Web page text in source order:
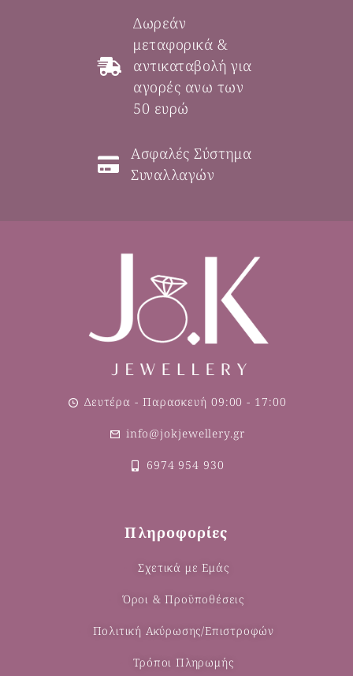
Δωρεάν
μεταφορικά &
αντικαταβολή για
αγορές ανω των
50 ευρώ
Ασφαλές Σύστημα
Συναλλαγών
Δευτέρα - Παρασκευή 09:00 - 17:00
info@jokjewellery.gr
6974 954 930
Πληροφορίες
Σχετικά με Εμάς
Όροι & Προϋποθέσεις
Πολιτική Ακύρωσης/Επιστροφών
Τρόποι Πληρωμής